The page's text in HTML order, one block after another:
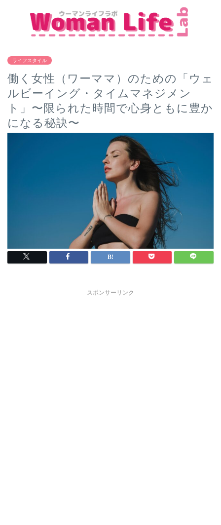
ライフスタイル
働く女性（ワーママ）のための「ウェ
ルビーイング・タイムマネジメン
ト」〜限られた時間で心身ともに豊か
になる秘訣〜
スポンサーリンク